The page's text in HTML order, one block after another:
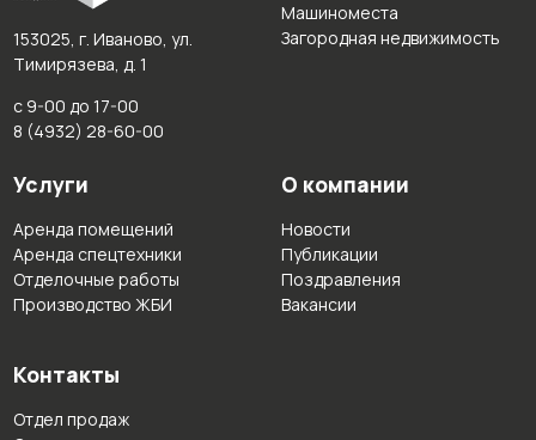
153025, г. Иваново, ул.
Тимирязева, д. 1
с 9-00 до 17-00
8 (4932) 28-60-00
Машиноместа
Загородная недвижимость
Услуги
Аренда помещений
Аренда спецтехники
Отделочные работы
Производство ЖБИ
О компании
Новости
Публикации
Поздравления
Вакансии
Контакты
Отдел продаж